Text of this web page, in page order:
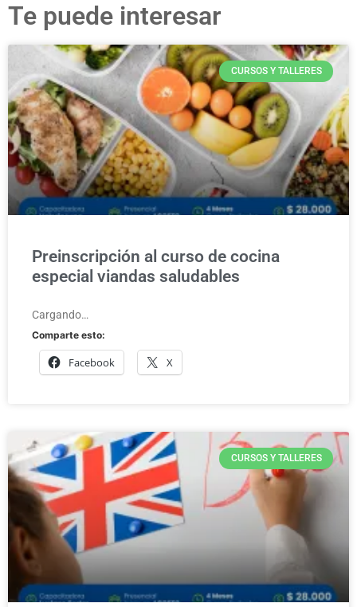
Te puede interesar
CURSOS Y TALLERES
Preinscripción al curso de cocina
especial viandas saludables
Cargando…
Comparte esto:
Facebook X
CURSOS Y TALLERES